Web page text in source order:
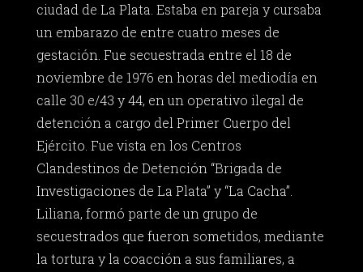
ciudad de La Plata. Estaba en pareja y cursaba
un embarazo de entre cuatro meses de
gestación. Fue secuestrada entre el 18 de
noviembre de 1976 en horas del mediodía en
calle 30 e/43 y 44, en un operativo ilegal de
detención a cargo del Primer Cuerpo del
Ejército. Fue vista en los Centros
Clandestinos de Detención “Brigada de
Investigaciones de La Plata” y “La Cacha”.
Liliana, formó parte de un grupo de
secuestrados que fueron sometidos, mediante
la tortura y la coacción a sus familiares, a